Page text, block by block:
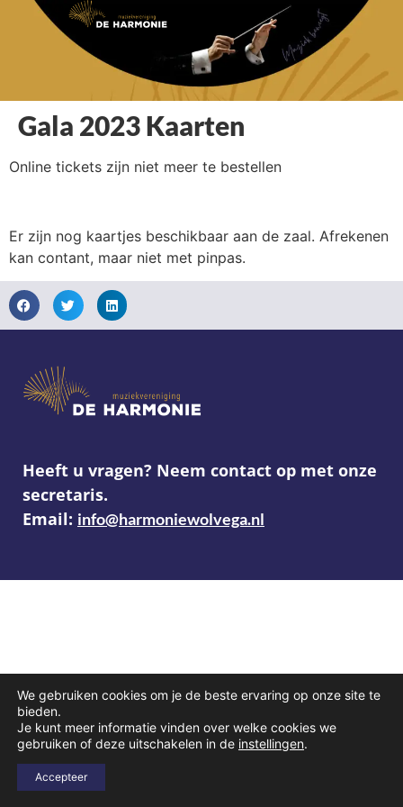
Gala 2023 Kaarten
Online tickets zijn niet meer te bestellen
Er zijn nog kaartjes beschikbaar aan de zaal. Afrekenen
kan contant, maar niet met pinpas.
Heeft u vragen? Neem contact op met onze
secretaris.
Email: info@harmoniewolvega.nl
We gebruiken cookies om je de beste ervaring op onze site te
bieden.
Je kunt meer informatie vinden over welke cookies we
gebruiken of deze uitschakelen in de instellingen.
Accepteer